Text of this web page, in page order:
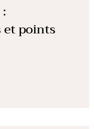
et points